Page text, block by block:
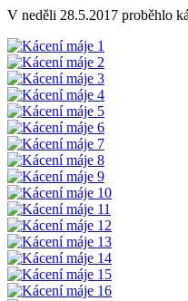
V neděli 28.5.2017 proběhlo